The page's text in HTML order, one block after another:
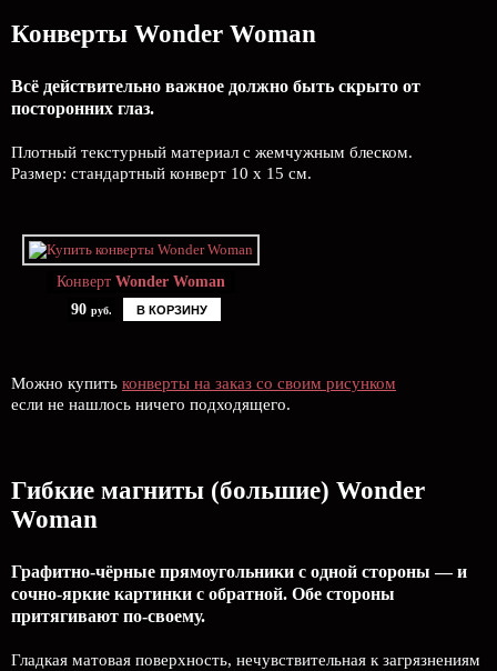
Конверты Wonder Woman
Всё действительно важное должно быть скрыто от
посторонних глаз.
Плотный текстурный материал с жемчужным блеском.
Размер: стандартный конверт 10 х 15 см.
Конверт Wonder Woman
90 руб. В КОРЗИНУ
Можно купить конверты на заказ со своим рисунком
если не нашлось ничего подходящего.
Гибкие магниты (большие) Wonder
Woman
Графитно-чёрные прямоугольники с одной стороны — и
сочно-яркие картинки с обратной. Обе стороны
притягивают по-своему.
Гладкая матовая поверхность, нечувствительная к загрязнениям